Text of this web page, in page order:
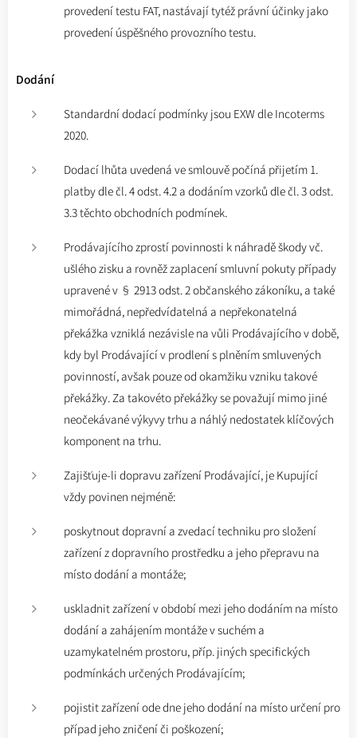
provedení testu FAT, nastávají tytéž právní účinky jako
provedení úspěšného provozního testu.
Dodání
Standardní dodací podmínky jsou EXW dle Incoterms
2020.
Dodací lhůta uvedená ve smlouvě počíná přijetím 1.
platby dle čl. 4 odst. 4.2 a dodáním vzorků dle čl. 3 odst.
3.3 těchto obchodních podmínek.
Prodávajícího zprostí povinnosti k náhradě škody vč.
ušlého zisku a rovněž zaplacení smluvní pokuty případy
upravené v § 2913 odst. 2 občanského zákoníku, a také
mimořádná, nepředvídatelná a nepřekonatelná
překážka vzniklá nezávisle na vůli Prodávajícího v době,
kdy byl Prodávající v prodlení s plněním smluvených
povinností, avšak pouze od okamžiku vzniku takové
překážky. Za takovéto překážky se považují mimo jiné
neočekávané výkyvy trhu a náhlý nedostatek klíčových
komponent na trhu.
Zajišťuje-li dopravu zařízení Prodávající, je Kupující
vždy povinen nejméně:
poskytnout dopravní a zvedací techniku pro složení
zařízení z dopravního prostředku a jeho přepravu na
místo dodání a montáže;
uskladnit zařízení v období mezi jeho dodáním na místo
dodání a zahájením montáže v suchém a
uzamykatelném prostoru, příp. jiných specifických
podmínkách určených Prodávajícím;
pojistit zařízení ode dne jeho dodání na místo určení pro
případ jeho zničení či poškození;